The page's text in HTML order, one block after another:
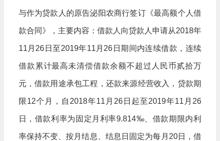
与作为贷款人的原告泌阳农商行签订《最高额个人借
款合同》，主要内容：借款人向贷款人申请从2018年
11月26日至2019年11月26日期间内连续借款，连续
借款累计最高未清偿借款余额不超过人民币贰拾万
元，借款用途承包工程，还款来源经营收入，贷款期
限12个月，自2018年11月26日起至2019年11月26
日，借款利率为固定月利率9.814‰、借款期限内利
率保持不变、按月结息、结息日固定为每月20日，借